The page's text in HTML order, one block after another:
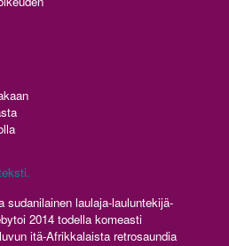
laulaja-lauluntekijä-
2014 todella komeasti
itä-Afrikkalaista retrosaundia